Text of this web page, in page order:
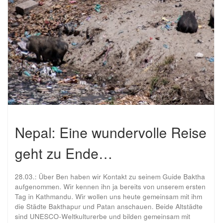
Nepal: Eine wundervolle Reise
geht zu Ende…
28.03.: Über Ben haben wir Kontakt zu seinem Guide Baktha
aufgenommen. Wir kennen ihn ja bereits von unserem ersten
Tag in Kathmandu. Wir wollen uns heute gemeinsam mit ihm
die Städte Bakthapur und Patan anschauen. Beide Altstädte
sind UNESCO-Weltkulturerbe und bilden gemeinsam mit